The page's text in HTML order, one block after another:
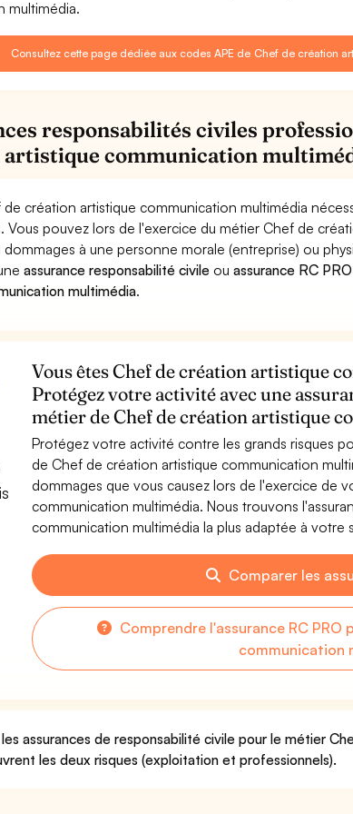
multimédia.
Consultez cette page dédiée aux codes APE de Chef de création
responsabilités civiles
artistique communication
création artistique communication multimédia
Vous pouvez lors de l'exercice du métier Chef de
à une personne morale (entreprise) ou
assurance responsabilité civile ouassurance RC
multimédia.
Vous êtes Chef de création artistique
Protégez votre activité avec une
métier de Chef de création artistique
Protégez votre activité contre les grands risques
de Chef de création artistique communication
dommages que vous causez lors de l'exercice de
communication multimédia. Nous trouvons
communication multimédia la plus adaptée à votre
Comparer les
Comprendre l'assurance RC
communication
assurances de responsabilité civile pour le métier
les deux risques (exploitation et professionnels).